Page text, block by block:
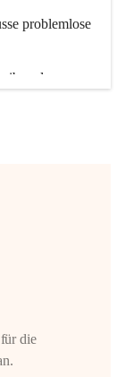
problemlose
der
die